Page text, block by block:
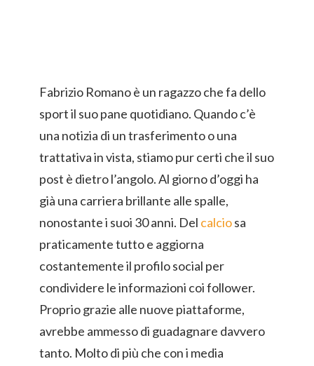
Fabrizio Romano è un ragazzo che fa dello
sport il suo pane quotidiano. Quando c’è
una notizia di un trasferimento o una
trattativa in vista, stiamo pur certi che il suo
post è dietro l’angolo. Al giorno d’oggi ha
già una carriera brillante alle spalle,
nonostante i suoi 30 anni. Del calciosa
praticamente tutto e aggiorna
costantemente il profilo social per
condividere le informazioni coi follower.
Proprio grazie alle nuove piattaforme,
avrebbe ammesso di guadagnare davvero
tanto. Molto di più che con i media